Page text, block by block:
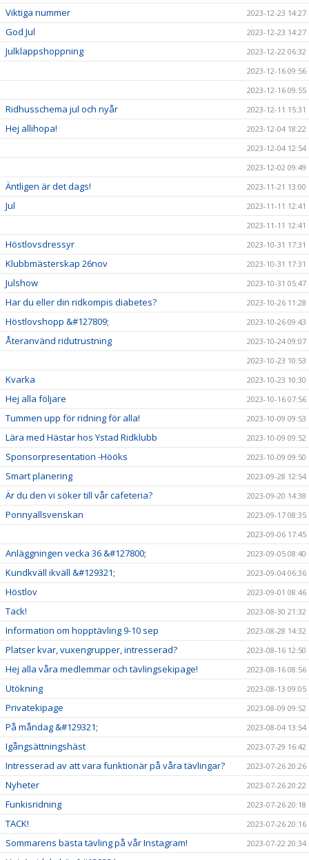
Viktiga nummer 2023-12-23 14:27
God Jul 2023-12-23 14:27
Julklappshoppning
2023-12-22 06:32
2023-12-16 09:56
2023-12-16 09:55
Ridhusschema jul och nyår 2023-12-11 15:31
Hej allihopa!
2023-12-04 18:22
2023-12-04 12:54
2023-12-02 09:49
Äntligen är det dags! 2023-11-21 13:00
Jul
2023-11-11 12:41
2023-11-11 12:41
Höstlovsdressyr 2023-10-31 17:31
Klubbmästerskap 26nov 2023-10-31 17:31
Julshow 2023-10-31 05:47
Har du eller din ridkompis diabetes? 2023-10-26 11:28
Höstlovshopp &#127809; 2023-10-26 09:43
Återanvänd ridutrustning
2023-10-24 09:07
2023-10-23 10:53
Kvarka 2023-10-23 10:30
Hej alla följare 2023-10-16 07:56
Tummen upp för ridning för alla! 2023-10-09 09:53
Lära med Hästar hos Ystad Ridklubb 2023-10-09 09:52
Sponsorpresentation -Hööks 2023-10-09 09:50
Smart planering 2023-09-28 12:54
Är du den vi söker till vår cafeteria? 2023-09-20 14:38
Ponnyallsvenskan
2023-09-17 08:35
2023-09-06 17:45
Anläggningen vecka 36 &#127800; 2023-09-05 08:40
Kundkväll ikväll &#129321; 2023-09-04 06:36
Höstlov 2023-09-01 08:46
Tack! 2023-08-30 21:32
Information om hopptävling 9-10 sep 2023-08-28 14:32
Platser kvar, vuxengrupper, intresserad? 2023-08-16 12:50
Hej alla våra medlemmar och tävlingsekipage! 2023-08-16 08:56
Utökning 2023-08-13 09:05
Privatekipage 2023-08-09 09:52
På måndag &#129321; 2023-08-04 13:54
Igångsättningshäst 2023-07-29 16:42
Intresserad av att vara funktionär på våra tävlingar? 2023-07-26 20:26
Nyheter 2023-07-26 20:22
Funkisridning 2023-07-26 20:18
TACK! 2023-07-26 20:16
Sommarens bästa tävling på vår Instagram! 2023-07-22 20:34